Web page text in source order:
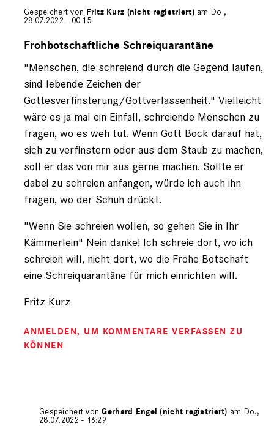
Gespeichert von Fritz Kurz (nicht registriert)am Do.,
28.07.2022 - 00:15
auf
Gerhard
Engel
registriert)
Frohbotschaftliche Schreiquarantäne
"Menschen, die schreiend durch die Gegend laufen,
sind lebende Zeichen der
Gottesverfinsterung/Gottverlassenheit." Vielleicht
wäre es ja mal ein Einfall, schreiende Menschen zu
fragen, wo es weh tut. Wenn Gott Bock darauf hat,
sich zu verfinstern oder aus dem Staub zu machen,
soll er das von mir aus gerne machen. Sollte er
dabei zu schreien anfangen, würde ich auch ihn
fragen, wo der Schuh drückt.
"Wenn Sie schreien wollen, so gehen Sie in Ihr
Kämmerlein" Nein danke! Ich schreie dort, wo ich
schreien will, nicht dort, wo die Frohe Botschaft
eine Schreiquarantäne für mich einrichten will.
Fritz Kurz
ANMELDEN, UM KOMMENTARE VERFASSEN ZU
KÖNNEN
Gespeichert vonGerhard Engel (nicht registriert) am Do.,
28.07.2022 - 16:29